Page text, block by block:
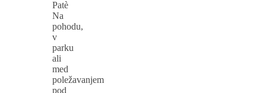
Patè
Na
pohodu,
v
parku
ali
med
poležavanjem
pod